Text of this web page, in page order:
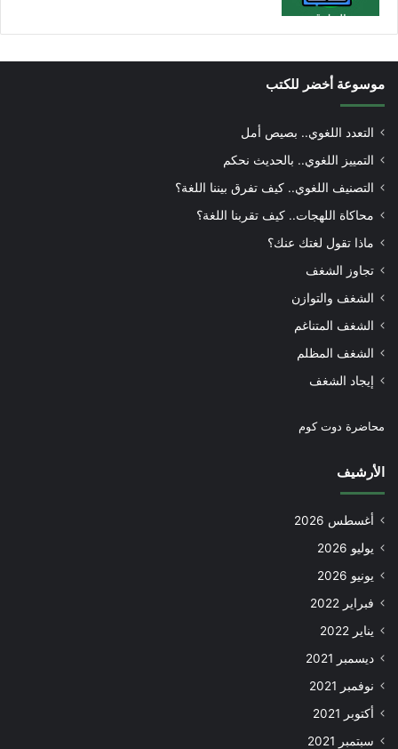
موسوعة أخضر للكتب
التعدد اللغوي.. بصيص أمل
التمييز اللغوي.. بالحديث نحكم
التصنيف اللغوي.. كيف تفرق بيننا اللغة؟
محاكاة اللهجات.. كيف تقربنا اللغة؟
ماذا تقول لغتك عنك؟
تجاوز الشغف
الشغف والتوازن
الشغف المتناغم
الشغف المظلم
إيجاد الشغف
محاضرة دوت كوم
الأرشيف
أغسطس 2026
يوليو 2026
يونيو 2026
فبراير 2022
يناير 2022
ديسمبر 2021
نوفمبر 2021
أكتوبر 2021
سبتمبر 2021